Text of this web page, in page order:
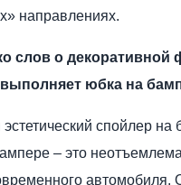
направлениях.
слов о декоративной
юбка на
спойлер на
– это
автомобиля.